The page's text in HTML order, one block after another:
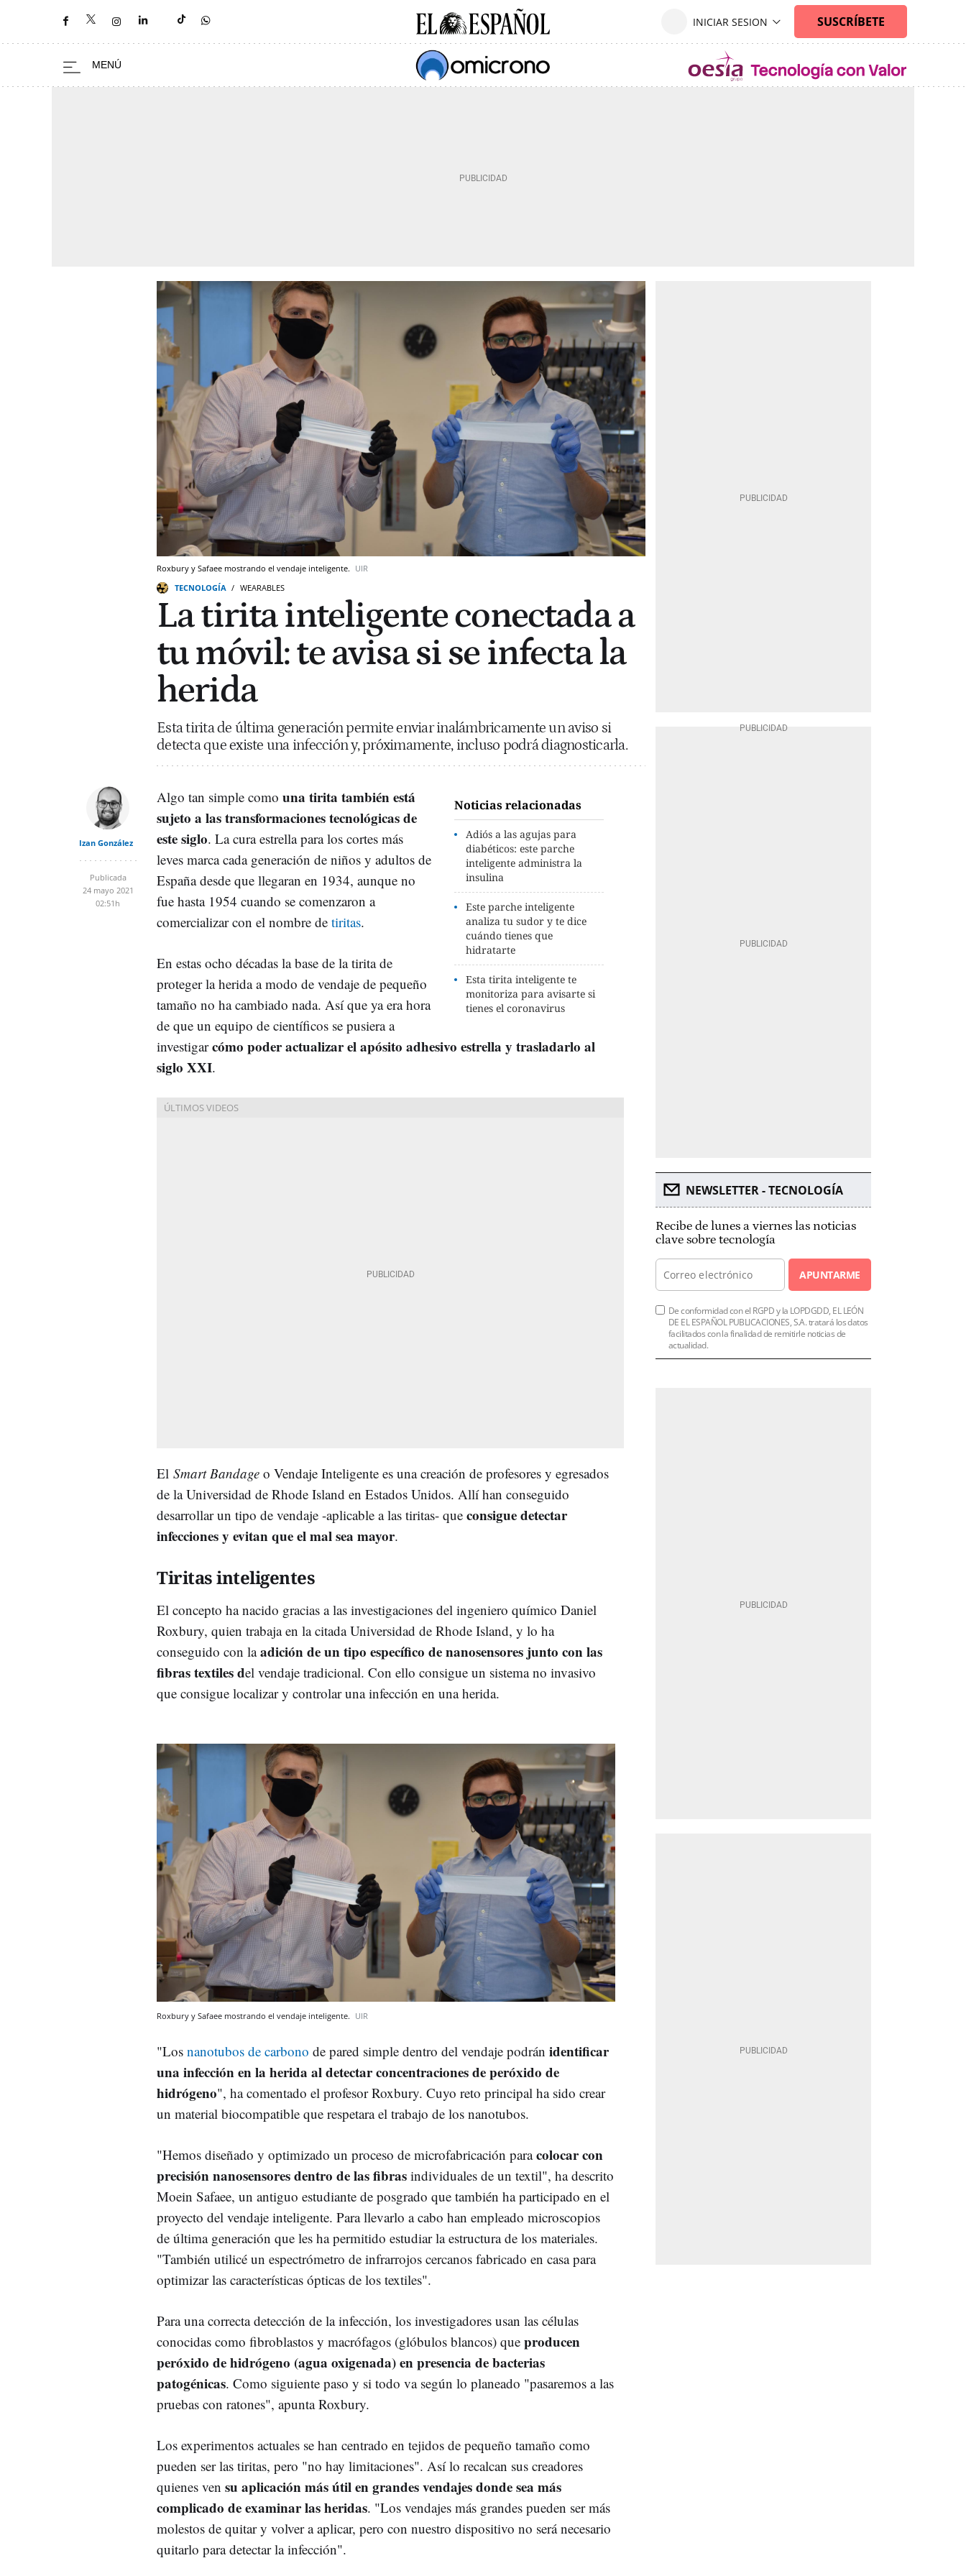
Roxbury y Safaee mostrando el vendaje inteligente. UIR
TECNOLOGÍA
WEARABLES
La tirita inteligente conectada a
tu móvil: te avisa si se infecta la
herida
Esta tirita de última generación permite enviar inalámbricamente un aviso si
detecta que existe una infección y, próximamente, incluso podrá diagnosticarla.
Izan González
Publicada
24 mayo 2021
02:51h
Noticias relacionadas
Adiós a las agujas para
diabéticos: este parche
inteligente administra la
insulina
Este parche inteligente
analiza tu sudor y te dice
cuándo tienes que
hidratarte
Esta tirita inteligente te
monitoriza para avisarte si
tienes el coronavirus
Algo tan simple como una tirita también está
sujeto a las transformaciones tecnológicas de
este siglo. La cura estrella para los cortes más
leves marca cada generación de niños y adultos de
España desde que llegaran en 1934, aunque no
fue hasta 1954 cuando se comenzaron a
comercializar con el nombre de tiritas.
En estas ocho décadas la base de la tirita de
proteger la herida a modo de vendaje de pequeño
tamaño no ha cambiado nada. Así que ya era hora
de que un equipo de científicos se pusiera a
investigarcómo poder actualizar el apósito adhesivo estrella y trasladarlo al
siglo XXI.
El Smart Bandage o Vendaje Inteligente es una creación de profesores y egresados
de la Universidad de Rhode Island en Estados Unidos. Allí han conseguido
desarrollar un tipo de vendaje -aplicable a las tiritas- que consigue detectar
infecciones y evitan que el mal sea mayor.
Tiritas inteligentes
El concepto ha nacido gracias a las investigaciones del ingeniero químico Daniel
Roxbury, quien trabaja en la citada Universidad de Rhode Island, y lo ha
conseguido con laadición de un tipo específico de nanosensores junto con las
fibras textiles del vendaje tradicional. Con ello consigue un sistema no invasivo
que consigue localizar y controlar una infección en una herida.
Roxbury y Safaee mostrando el vendaje inteligente. UIR
"Los nanotubos de carbono de pared simple dentro del vendaje podrán identificar
una infección en la herida al detectar concentraciones de peróxido de
hidrógeno", ha comentado el profesor Roxbury. Cuyo reto principal ha sido crear
un material biocompatible que respetara el trabajo de los nanotubos.
"Hemos diseñado y optimizado un proceso de microfabricación paracolocar con
precisión nanosensores dentro de las fibras individuales de un textil", ha descrito
Moein Safaee, un antiguo estudiante de posgrado que también ha participado en el
proyecto del vendaje inteligente. Para llevarlo a cabo han empleado microscopios
de última generación que les ha permitido estudiar la estructura de los materiales.
"También utilicé un espectrómetro de infrarrojos cercanos fabricado en casa para
optimizar las características ópticas de los textiles".
Para una correcta detección de la infección, los investigadores usan las células
conocidas como fibroblastos y macrófagos (glóbulos blancos) que producen
peróxido de hidrógeno (agua oxigenada) en presencia de bacterias
patogénicas. Como siguiente paso y si todo va según lo planeado "pasaremos a las
pruebas con ratones", apunta Roxbury.
Los experimentos actuales se han centrado en tejidos de pequeño tamaño como
pueden ser las tiritas, pero "no hay limitaciones". Así lo recalcan sus creadores
quienes ven su aplicación más útil en grandes vendajes donde sea más
complicado de examinar las heridas. "Los vendajes más grandes pueden ser más
molestos de quitar y volver a aplicar, pero con nuestro dispositivo no será necesario
quitarlo para detectar la infección".
NEWSLETTER - TECNOLOGÍA
Recibe de lunes a viernes las noticias
clave sobre tecnología
APUNTARME
De conformidad con el RGPD y la LOPDGDD, EL LEÓN
DE EL ESPAÑOL PUBLICACIONES, S.A. tratará los datos
facilitados con la finalidad de remitirle noticias de
actualidad.